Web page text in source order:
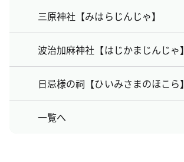
三原神社【みはらじんじゃ】
波治加麻神社【はじかまじんじゃ】
日忌様の祠【ひいみさまのほこら】
一覧へ